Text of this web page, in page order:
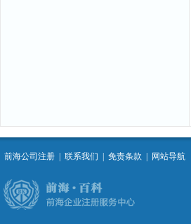
前海公司注册 | 联系我们 | 免责条款 | 网站导航